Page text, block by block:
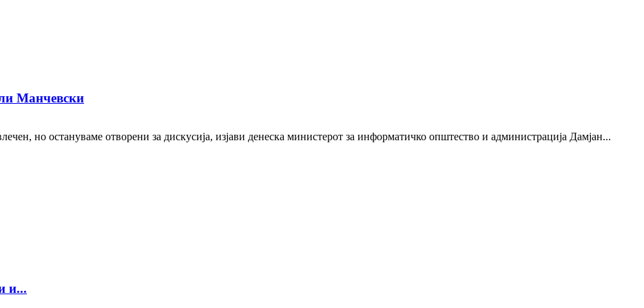
Манчевски
но остануваме отворени за дискусија, изјави денеска министерот за информатичко општество и администрација Дамјан...
и...